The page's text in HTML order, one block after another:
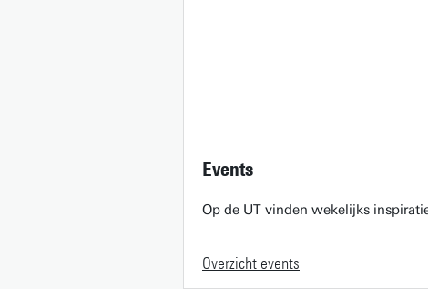
Events
Op de UT vinden wekelijks
Overzicht events